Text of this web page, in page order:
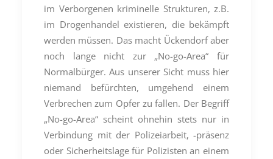
im Verborgenen kriminelle Strukturen, z.B.
im Drogenhandel existieren, die bekämpft
werden müssen. Das macht Ückendorf aber
noch lange nicht zur „No-go-Area“ für
Normalbürger. Aus unserer Sicht muss hier
niemand befürchten, umgehend einem
Verbrechen zum Opfer zu fallen. Der Begriff
„No-go-Area“ scheint ohnehin stets nur in
Verbindung mit der Polizeiarbeit, -präsenz
oder Sicherheitslage für Polizisten an einem